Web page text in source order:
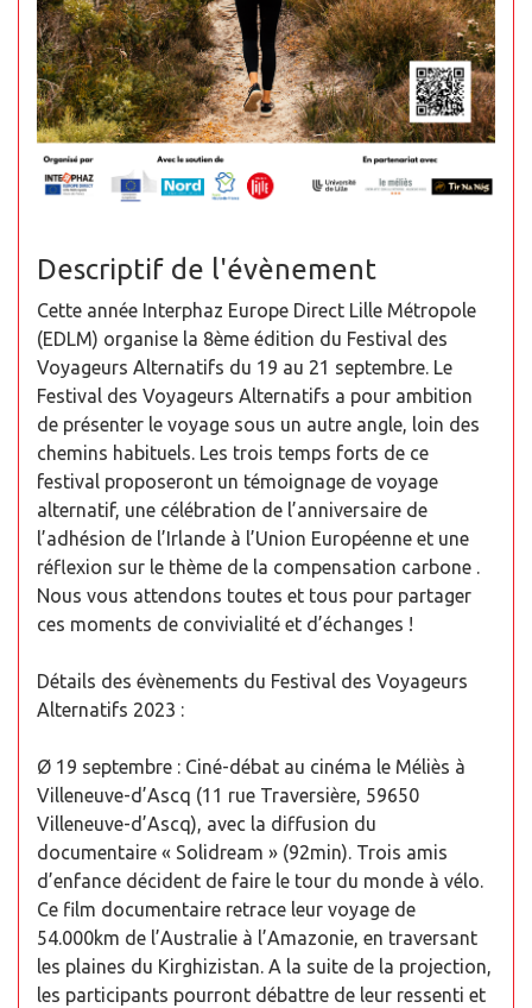
Descriptif de l'évènement
Cette année Interphaz Europe Direct Lille Métropole
(EDLM) organise la 8ème édition du Festival des
Voyageurs Alternatifs du 19 au 21 septembre. Le
Festival des Voyageurs Alternatifs a pour ambition
de présenter le voyage sous un autre angle, loin des
chemins habituels. Les trois temps forts de ce
festival proposeront un témoignage de voyage
alternatif, une célébration de l’anniversaire de
l’adhésion de l’Irlande à l’Union Européenne et une
réflexion sur le thème de la compensation carbone .
Nous vous attendons toutes et tous pour partager
ces moments de convivialité et d’échanges !
Détails des évènements du Festival des Voyageurs
Alternatifs 2023 :
Ø 19 septembre : Ciné-débat au cinéma le Méliès à
Villeneuve-d’Ascq (11 rue Traversière, 59650
Villeneuve-d’Ascq), avec la diffusion du
documentaire « Solidream » (92min). Trois amis
d’enfance décident de faire le tour du monde à vélo.
Ce film documentaire retrace leur voyage de
54.000km de l’Australie à l’Amazonie, en traversant
les plaines du Kirghizistan. A la suite de la projection,
les participants pourront débattre de leur ressenti et